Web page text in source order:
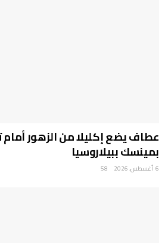
عطاف يضع إكليلا من الزهور أمام
بمينسك ببيلاروسيا
6 أغسطس، 2026 58